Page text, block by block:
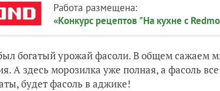
Работа размещена:
«Конкурс рецептов "На кухне с
богатый урожай фасоли. В общем сажаем
А здесь морозилка уже полная, а фасоль
будет фасоль в аджике!